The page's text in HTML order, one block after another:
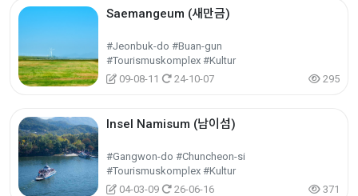
Saemangeum (새만금)
#Jeonbuk-do #Buan-gun
#Tourismuskomplex #Kultur
09-08-11
24-10-07 295
Insel Namisum (남이섬)
#Gangwon-do #Chuncheon-si
#Tourismuskomplex #Kultur
04-03-09
26-06-16 371